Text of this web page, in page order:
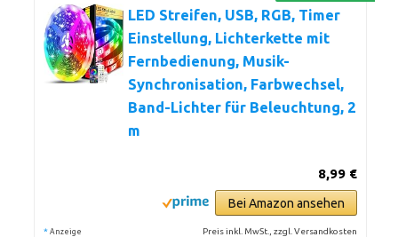
LED Streifen, USB, RGB, Timer
Einstellung, Lichterkette mit
Fernbedienung, Musik-
Synchronisation, Farbwechsel,
Band-Lichter für Beleuchtung, 2
m
8,99 €
Bei Amazon ansehen
* Anzeige Preis inkl. MwSt., zzgl. Versandkosten